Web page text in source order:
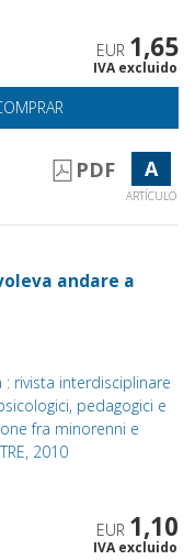
EUR 1,65
IVA excluido
PDF A
ARTÍCULO
andare a
: rivista interdisciplinare
pedagogici e
fra minorenni e
2010
EUR 1,10
IVA excluido